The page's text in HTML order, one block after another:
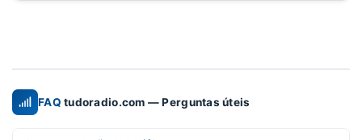
FAQ tudoradio.com — Perguntas úteis